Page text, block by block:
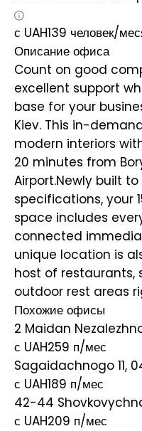
с UAH139 человек/
Описание офиса
Count on good
excellent support
base for your
Kiev. This in-
modern interiors
20 minutes from
Airport.Newly built
specifications, your
space includes
connected
unique location is
host of restaurants,
outdoor rest areas
Похожие офисы
2 Maidan
с UAH259 п/мес
Sagaidachnogo 11,
с UAH189 п/мес
42-44
с UAH209 п/мес